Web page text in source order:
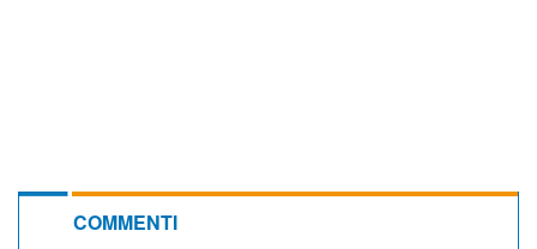
COMMENTI